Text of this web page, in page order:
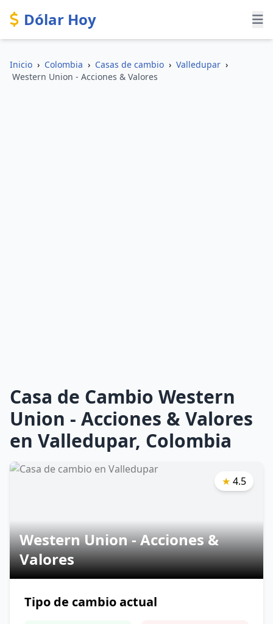
Dólar Hoy
Inicio › Colombia › Casas de cambio › Valledupar ›
Western Union - Acciones & Valores
Casa de Cambio Western
Union - Acciones & Valores
en Valledupar, Colombia
Western Union - Acciones &
Valores
★ 4.5
Tipo de cambio actual